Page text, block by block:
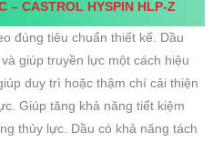
–CASTROL HYSPIN HLP-Z
đúng tiêu chuẩn thiết kế. Dầu
giúp truyền lực một cách hiệu
duy trì hoặc thậm chí cải thiện
Giúp tăng khả năng tiết kiệm
thủy lực. Dầu có khả năng tách